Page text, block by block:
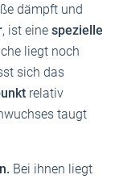
dämpft und
, ist eine spezielle
liegt noch
sich das
relativ
taugt
Bei ihnen liegt